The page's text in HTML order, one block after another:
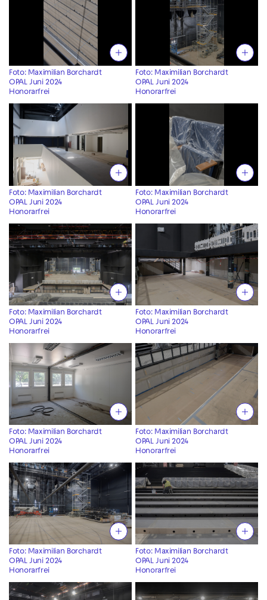
Foto: Maximilian Borchardt
OPAL Juni 2024
Honorarfrei
Foto: Maximilian Borchardt
OPAL Juni 2024
Honorarfrei
Foto: Maximilian Borchardt
OPAL Juni 2024
Honorarfrei
Foto: Maximilian Borchardt
OPAL Juni 2024
Honorarfrei
Foto: Maximilian Borchardt
OPAL Juni 2024
Honorarfrei
Foto: Maximilian Borchardt
OPAL Juni 2024
Honorarfrei
Foto: Maximilian Borchardt
OPAL Juni 2024
Honorarfrei
Foto: Maximilian Borchardt
OPAL Juni 2024
Honorarfrei
Foto: Maximilian Borchardt
OPAL Juni 2024
Honorarfrei
Foto: Maximilian Borchardt
OPAL Juni 2024
Honorarfrei